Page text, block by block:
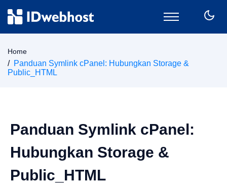
Hosting
Wordpress
Billing
Member Area
Home
Panduan Symlink cPanel: Hubungkan Storage &
Public_HTML
Panduan Symlink cPanel:
Hubungkan Storage &
Public_HTML